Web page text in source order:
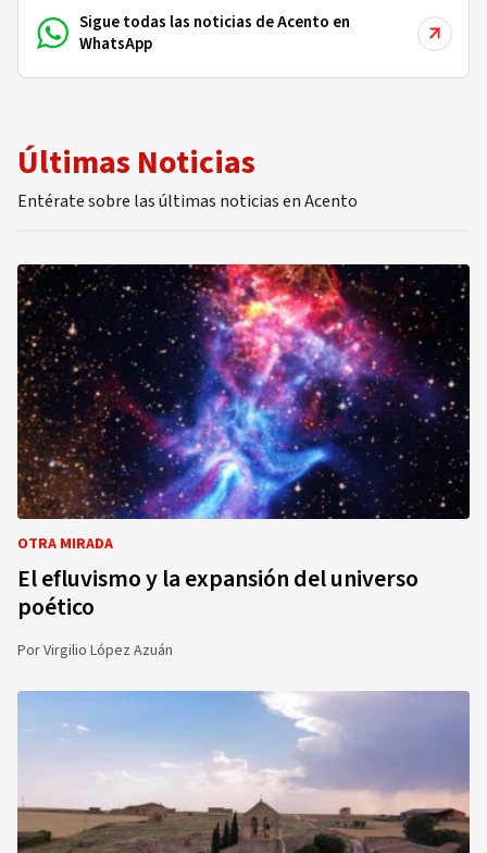
Sigue todas las noticias de Acento en
WhatsApp